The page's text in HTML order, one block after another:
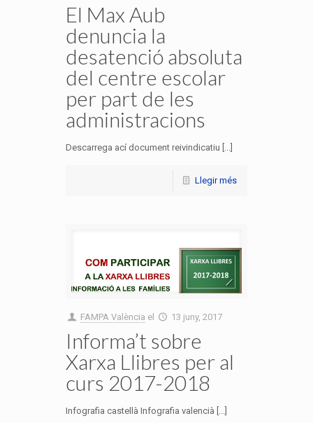
El Max Aub
denuncia la
desatenció absoluta
del centre escolar
per part de les
administracions
Descarrega ací document reivindicatiu [...]
Llegir més
FAMPA València el 13 juny, 2017
Informa’t sobre
Xarxa Llibres per al
curs 2017-2018
Infografia castellà Infografia valencià [...]